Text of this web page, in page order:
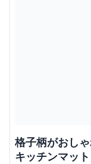
格子柄がおし
キッチンマット